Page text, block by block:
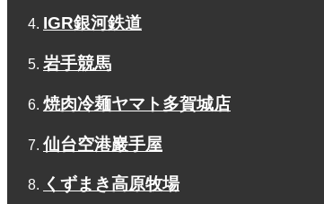
IGR銀河鉄道
岩手競馬
焼肉冷麺ヤマト多賀城店
仙台空港巖手屋
くずまき高原牧場